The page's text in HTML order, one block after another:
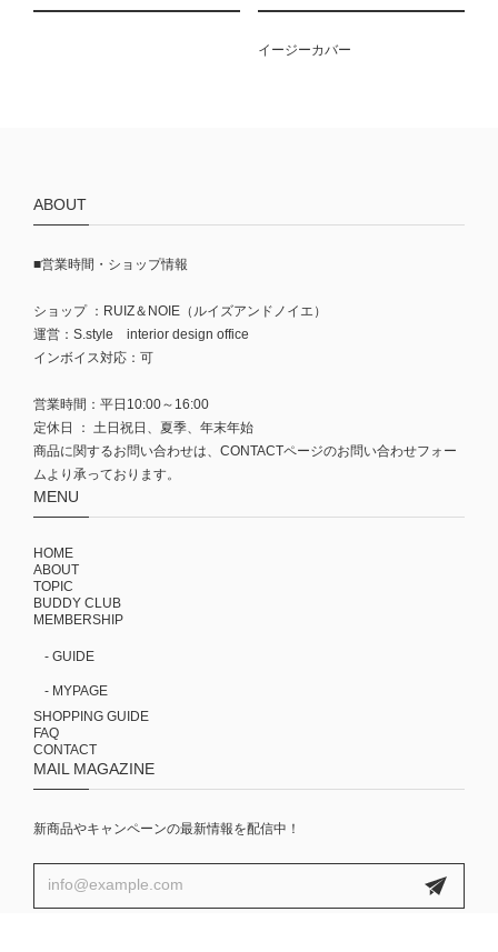
イージーカバー
ABOUT
■営業時間・ショップ情報
ショップ ：RUIZ＆NOIE（ルイズアンドノイエ）
運営：S.style interior design office
インボイス対応：可
営業時間：平日10:00～16:00
定休日 ： 土日祝日、夏季、年末年始
商品に関するお問い合わせは、CONTACTページのお問い合わせフォー
ムより承っております。
MENU
HOME
ABOUT
TOPIC
BUDDY CLUB
MEMBERSHIP
- GUIDE
- MYPAGE
SHOPPING GUIDE
FAQ
CONTACT
MAIL MAGAZINE
新商品やキャンペーンの最新情報を配信中！